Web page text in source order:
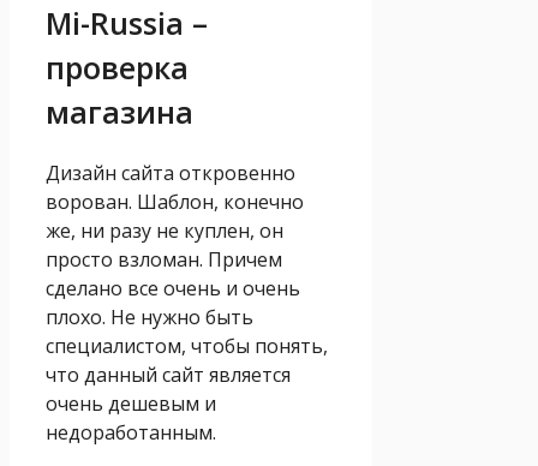
Mi-Russia –
проверка
магазина
Дизайн сайта откровенно
ворован. Шаблон, конечно
же, ни разу не куплен, он
просто взломан. Причем
сделано все очень и очень
плохо. Не нужно быть
специалистом, чтобы понять,
что данный сайт является
очень дешевым и
недоработанным.